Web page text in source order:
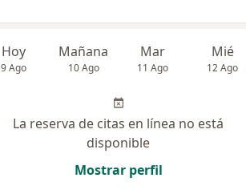
Hoy
9 Ago
Mañana
10 Ago
Mar
11 Ago
Mié
12 Ago
La reserva de citas en línea no está
disponible
Mostrar perfil